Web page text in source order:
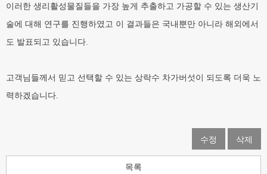
이러한 생리활성물질들을 가장 높게 추출하고 가공할 수 있는 생산기
술에 대해 연구를 진행하였고 이 결과들은 국내뿐만 아니라 해외에서
도 발표되고 있습니다.
고객님들께서 믿고 선택할 수 있는 상락수 차가버섯이 되도록 더욱 노
력하겠습니다.
수정 삭제
목록